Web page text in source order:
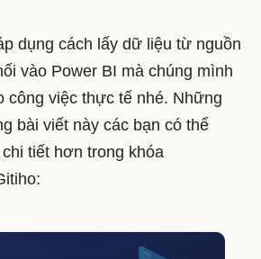
dụng cách lấy dữ liệu từ nguồn
vào Power BI mà chúng mình
công việc thực tế nhé. Những
bài viết này các bạn có thể
tiết hơn trong khóa